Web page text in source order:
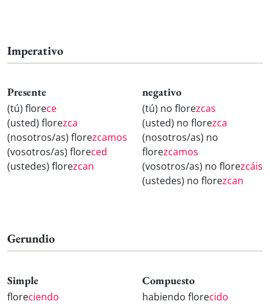
Imperativo
Presente
(tú) florece
(usted) florezca
(nosotros/as) florezcamos
(vosotros/as) floreced
(ustedes) florezcan
negativo
(tú) no florezcas
(usted) no florezca
(nosotros/as) no
florezcamos
(vosotros/as) no florezcáis
(ustedes) no florezcan
Gerundio
Simple
floreciendo
Compuesto
habiendo florecido